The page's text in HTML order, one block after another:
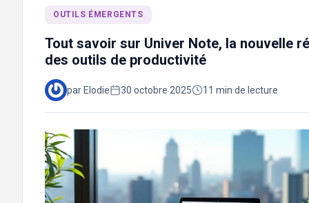
OUTILS ÉMERGENTS
Tout savoir sur Univer Note, la nouvelle
des outils de productivité
par Elodie 30 octobre 2025 11 min de lecture